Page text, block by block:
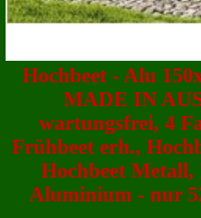
Hochbeet - Alu
MADE IN
wartungsfrei, 4
Frühbeet erh.,
Hochbeet Metall,
Aluminium - nur